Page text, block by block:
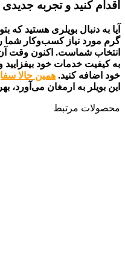
اقدام کنید و تجربه
آیا به دنبال بویلری هستید که
انتخاب شماست. اکنون وقت
به کیفیت خدمات خود
خود اضافه کنید. همین حالا
این بویلر به ارمغان می‌آورد،
محصولات مرتبط